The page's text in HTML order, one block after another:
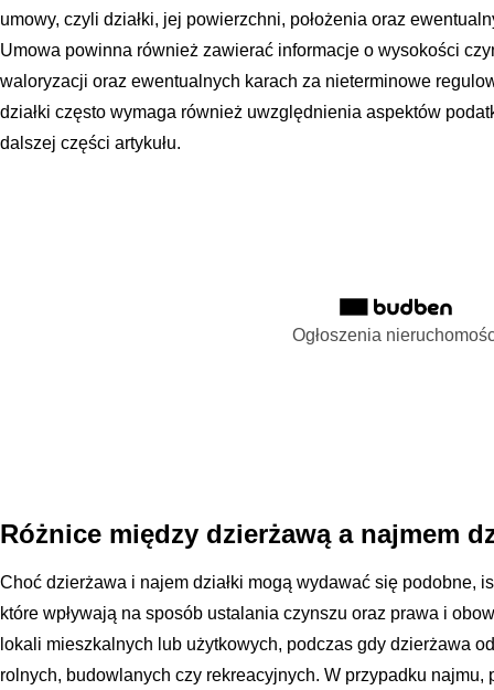
umowy, czyli działki, jej powierzchni, położenia oraz
Umowa powinna również zawierać informacje o wysokości
waloryzacji oraz ewentualnych karach za nieterminowe
działki często wymaga również uwzględnienia aspektów
dalszej części artykułu.
Ogłoszenia
Różnice między dzierżawą a najmem
Choć dzierżawa i najem działki mogą wydawać się podobne,
które wpływają na sposób ustalania czynszu oraz prawa i
lokali mieszkalnych lub użytkowych, podczas gdy dzierżawa
rolnych, budowlanych czy rekreacyjnych. W przypadku